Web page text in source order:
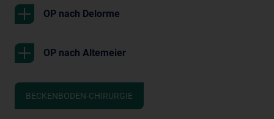
OP nach Delorme
OP nach Altemeier
BECKENBODEN-CHIRURGIE